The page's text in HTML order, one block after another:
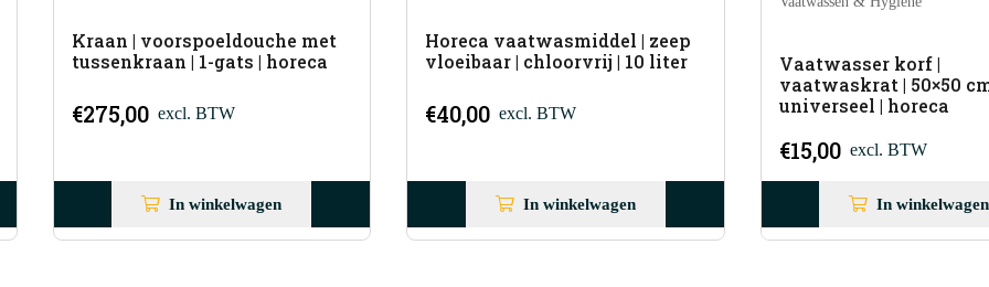
met
| 1-gats | horeca
Horeca vaatwasmiddel | zeep
vloeibaar | chloorvrij | 10 liter
Vaatwasser korf |
vaatwaskrat | 50×50 cm |